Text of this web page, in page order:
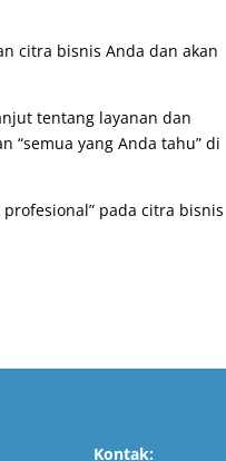
citra bisnis Anda dan akan
tentang layanan dan
“semua yang Anda tahu” di
pada citra bisnis
Kontak: